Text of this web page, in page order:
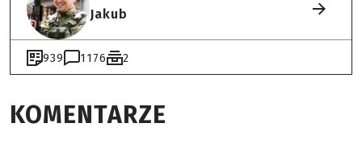
Jakub
939 1176 2
KOMENTARZE